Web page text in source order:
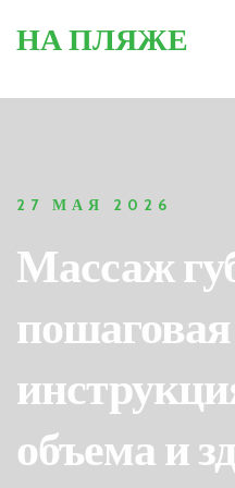
НА ПЛЯЖЕ
27 МАЯ 2026
Массаж
пошаговая
объема и